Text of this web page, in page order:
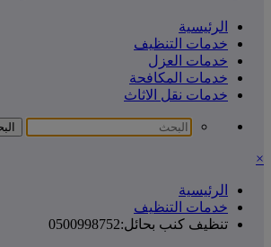
الرئيسية
خدمات التنظيف
خدمات العزل
خدمات المكافحة
خدمات نقل الاثاث
×
الرئيسية
خدمات التنظيف
تنظيف كنب بحائل:0500998752